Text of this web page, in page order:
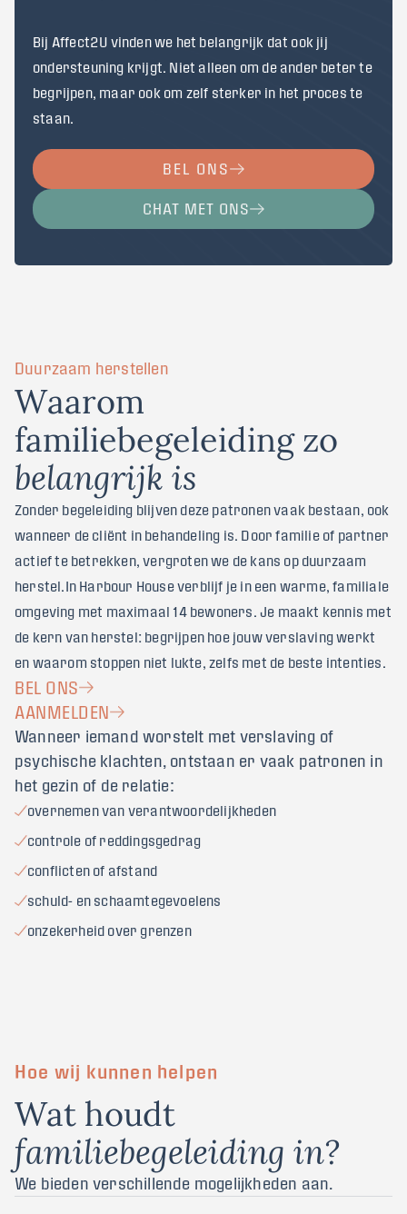
Bij Affect2U vinden we het belangrijk dat ook jij
ondersteuning krijgt. Niet alleen om de ander beter te
begrijpen, maar ook om zelf sterker in het proces te
staan.
BEL ONS
CHAT MET ONS
Duurzaam herstellen
Waarom
familiebegeleiding zo
belangrijk is
Zonder begeleiding blijven deze patronen vaak bestaan, ook
wanneer de cliënt in behandeling is. Door familie of partner
actief te betrekken, vergroten we de kans op duurzaam
herstel.In Harbour House verblijf je in een warme, familiale
omgeving met maximaal 14 bewoners. Je maakt kennis met
de kern van herstel: begrijpen hoe jouw verslaving werkt
en waarom stoppen niet lukte, zelfs met de beste intenties.
BEL ONS
AANMELDEN
Wanneer iemand worstelt met verslaving of
psychische klachten, ontstaan er vaak patronen in
het gezin of de relatie:
overnemen van verantwoordelijkheden
controle of reddingsgedrag
conflicten of afstand
schuld- en schaamtegevoelens
onzekerheid over grenzen
Hoe wij kunnen helpen
Wat houdt
familiebegeleiding in?
We bieden verschillende mogelijkheden aan.